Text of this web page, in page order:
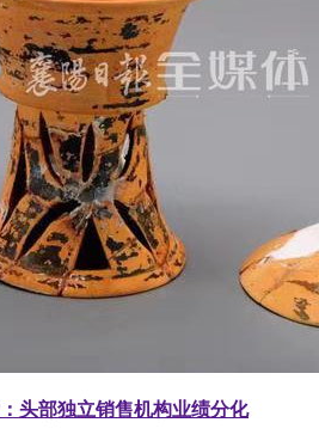
头部独立销售机构业绩分化